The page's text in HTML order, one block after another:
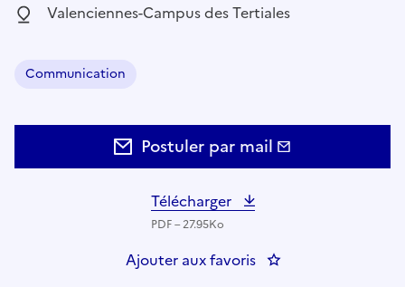
Localisation :
Valenciennes-Campus des Tertiales
Domaine :
Communication
Postuler par mail
Télécharger
PDF – 27.95Ko
Ajouter aux favoris : Social media